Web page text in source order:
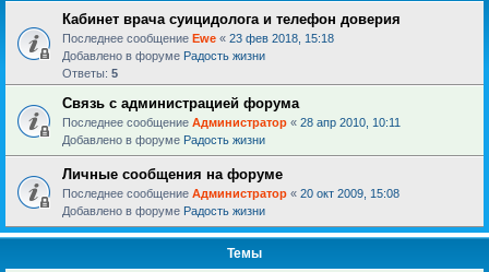
Кабинет врача суицидолога и телефон доверия
Последнее сообщение Ewe « 23 фев 2018, 15:18
Добавлено в форуме Радость жизни
Ответы: 5
Связь с администрацией форума
Последнее сообщение Администратор « 28 апр 2010, 10:11
Добавлено в форуме Радость жизни
Личные сообщения на форуме
Последнее сообщение Администратор « 20 окт 2009, 15:08
Добавлено в форуме Радость жизни
Темы